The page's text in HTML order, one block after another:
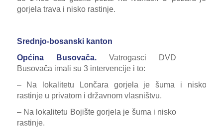
gorjela trava i nisko rastinje.
Srednjo-bosanski kanton
Općina Busovača.Vatrogasci DVD
Busovača imali su 3 intervencije i to:
– Na lokalitetu Lončara gorjela je šuma i nisko
rastinje u privatom i državnom vlasništvu.
– Na lokalitetu Bojište gorjela je šuma i nisko
rastinje.